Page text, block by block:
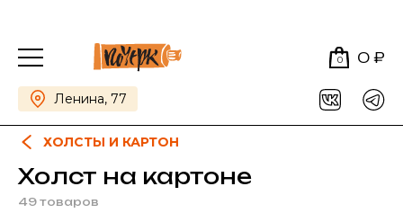
0 0 ₽
Ленина, 77
ХОЛСТЫ И КАРТОН
Холст на картоне
49 товаров